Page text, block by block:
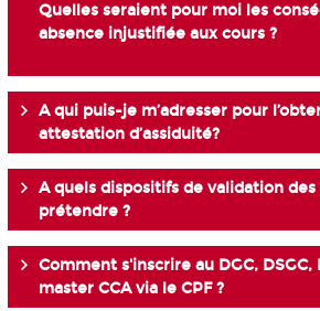
Quelles seraient pour moi les
absence injustifiée aux cours ?
A qui puis-je m’adresser pour
attestation d’assiduité?
A quels dispositifs de validation
prétendre ?
Comment s'inscrire au DGC, DSGC,
master CCA via le CPF ?